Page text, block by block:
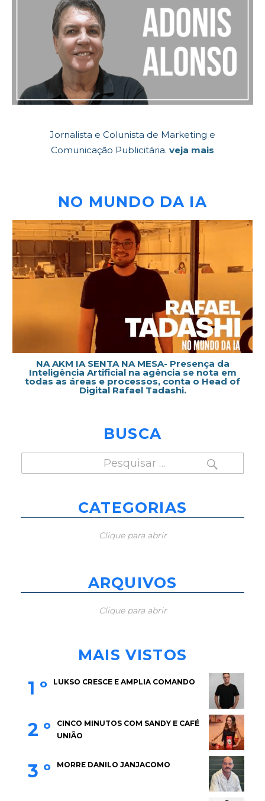
Jornalista e Colunista de Marketing e
Comunicação Publicitária. veja mais
NO MUNDO DA IA
NA AKM IA SENTA NA MESA- Presença da
Inteligência Artificial na agência se nota em
todas as áreas e processos, conta o Head of
Digital Rafael Tadashi.
BUSCA
por:
PESQUISAR
CATEGORIAS
Clique para abrir
ARQUIVOS
Clique para abrir
MAIS VISTOS
1 º LUKSO CRESCE E AMPLIA COMANDO
2 º
CINCO MINUTOS COM SANDY E CAFÉ
UNIÃO
3 º MORRE DANILO JANJACOMO